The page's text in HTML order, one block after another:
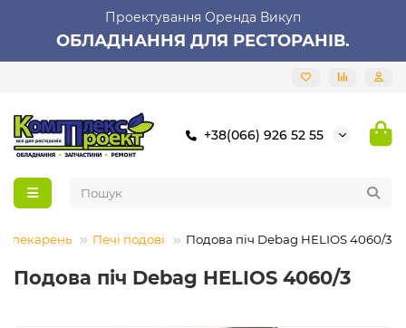
Проектування Оренда Викуп
ОБЛАДНАННЯ ДЛЯ РЕСТОРАНІВ.
+38(066) 926 52 55
пекарень Печі подові Подова піч Debag HELIOS 4060/3
Подова піч Debag HELIOS 4060/3